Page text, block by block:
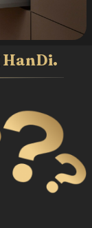
HanDi.